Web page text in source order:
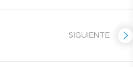
SIGUIENTE